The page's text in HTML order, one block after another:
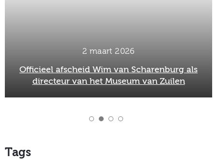
2 maart 2026
Officieel afscheid Wim van Scharenburg als
directeur van het Museum van Zuilen
Tags